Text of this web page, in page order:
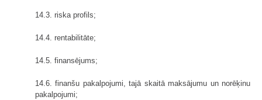
14.3. riska profils;
14.4. rentabilitāte;
14.5. finansējums;
14.6. finanšu pakalpojumi, tajā skaitā maksājumu un norēķinu
pakalpojumi;